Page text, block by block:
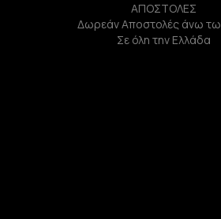
ΑΠΟΣΤΟΛΕΣ
Δωρεάν Αποστολές άνω
Σε όλη την Ελλάδα